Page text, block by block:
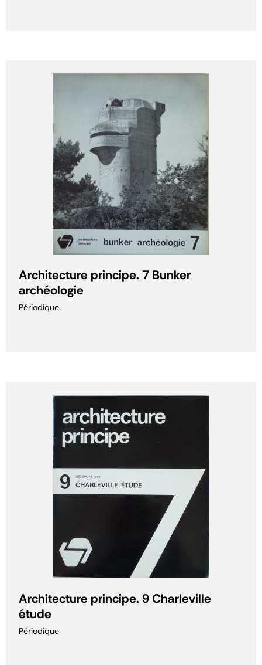
Architecture principe. 7 Bunker
archéologie
Périodique
Architecture principe. 9 Charleville
étude
Périodique